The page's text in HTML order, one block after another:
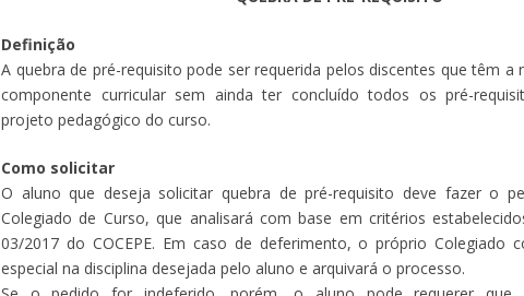
Definição
A quebra de pré-requisito pode ser requerida pelos discentes que têm a
componente curricular sem ainda ter concluído todos os pré-
projeto pedagógico do curso.
Como solicitar
O aluno que deseja solicitar quebra de pré-requisito deve fazer o
Colegiado de Curso, que analisará com base em critérios
03/2017 do COCEPE. Em caso de deferimento, o próprio Colegiado
especial na disciplina desejada pelo aluno e arquivará o processo.